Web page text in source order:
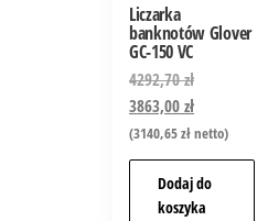
Liczarka
banknotów Glover
GC-150 VC
4292,70zł
3863,00zł
(3140,65złnetto)
Dodaj do
koszyka